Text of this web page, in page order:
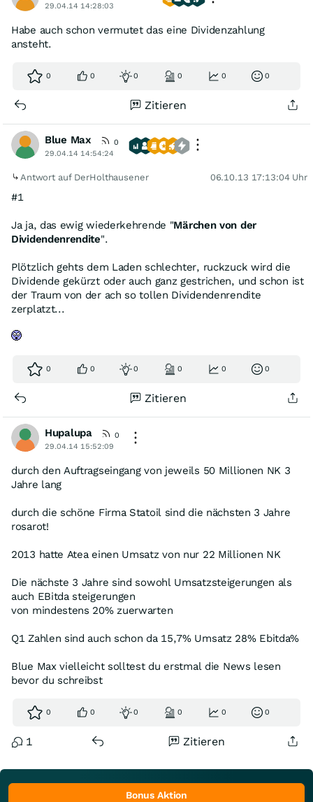
29.04.14 14:28:03
Habe auch schon vermutet das eine Dividenzahlung
ansteht.
0 0 0 0 0 0
Zitieren
Blue Max
0
29.04.14 14:54:24
Antwort auf DerHolthausener 06.10.13 17:13:04 Uhr
#1
Ja ja, das ewig wiederkehrende "Märchen von der
Dividendenrendite".
Plötzlich gehts dem Laden schlechter, ruckzuck wird die
Dividende gekürzt oder auch ganz gestrichen, und schon ist
der Traum von der ach so tollen Dividendenrendite
zerplatzt...
0 0 0 0 0 0
Zitieren
Hupalupa
0
29.04.14 15:52:09
durch den Auftragseingang von jeweils 50 Millionen NK 3
Jahre lang
durch die schöne Firma Statoil sind die nächsten 3 Jahre
rosarot!
2013 hatte Atea einen Umsatz von nur 22 Millionen NK
Die nächste 3 Jahre sind sowohl Umsatzsteigerungen als
auch EBitda steigerungen
von mindestens 20% zuerwarten
Q1 Zahlen sind auch schon da 15,7% Umsatz 28% Ebitda%
Blue Max vielleicht solltest du erstmal die News lesen
bevor du schreibst
0 0 0 0 0 0
1 Zitieren
Bonus Aktion